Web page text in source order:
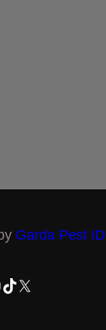
Garda Pest ID
TikTok
X